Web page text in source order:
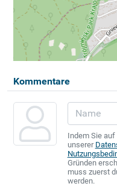
Kommentare
Indem Sie
unserer
Gründen
muss zuerst
werden.